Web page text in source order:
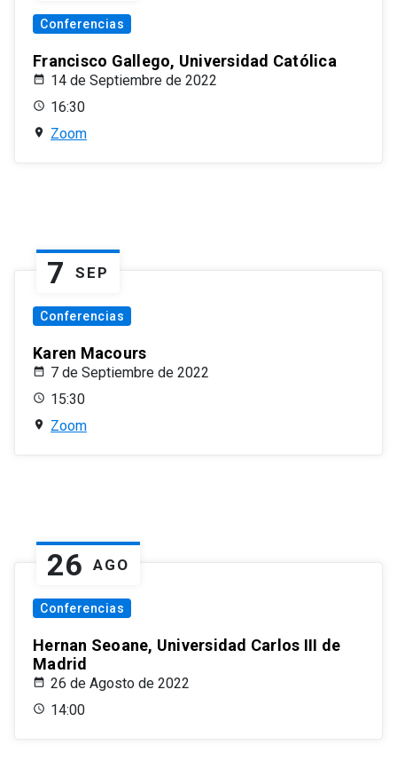
Conferencias
Francisco Gallego, Universidad Católica
14 de Septiembre de 2022
16:30
Zoom
7 SEP
Conferencias
Karen Macours
7 de Septiembre de 2022
15:30
Zoom
26 AGO
Conferencias
Hernan Seoane, Universidad Carlos III de
Madrid
26 de Agosto de 2022
14:00